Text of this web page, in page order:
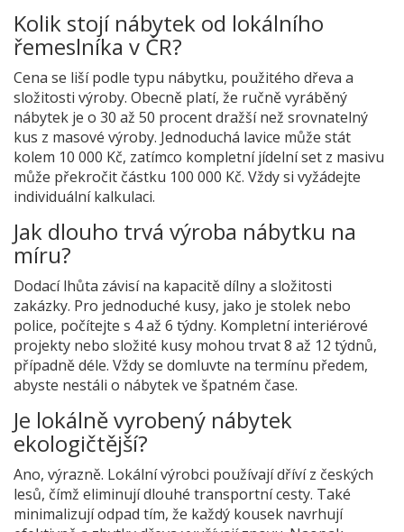
Kolik stojí nábytek od lokálního
řemeslníka v ČR?
Cena se liší podle typu nábytku, použitého dřeva a
složitosti výroby. Obecně platí, že ručně vyráběný
nábytek je o 30 až 50 procent dražší než srovnatelný
kus z masové výroby. Jednoduchá lavice může stát
kolem 10 000 Kč, zatímco kompletní jídelní set z masivu
může překročit částku 100 000 Kč. Vždy si vyžádejte
individuální kalkulaci.
Jak dlouho trvá výroba nábytku na
míru?
Dodací lhůta závisí na kapacitě dílny a složitosti
zakázky. Pro jednoduché kusy, jako je stolek nebo
police, počítejte s 4 až 6 týdny. Kompletní interiérové
projekty nebo složité kusy mohou trvat 8 až 12 týdnů,
případně déle. Vždy se domluvte na termínu předem,
abyste nestáli o nábytek ve špatném čase.
Je lokálně vyrobený nábytek
ekologičtější?
Ano, výrazně. Lokální výrobci používají dříví z českých
lesů, čímž eliminují dlouhé transportní cesty. Také
minimalizují odpad tím, že každý kousek navrhují